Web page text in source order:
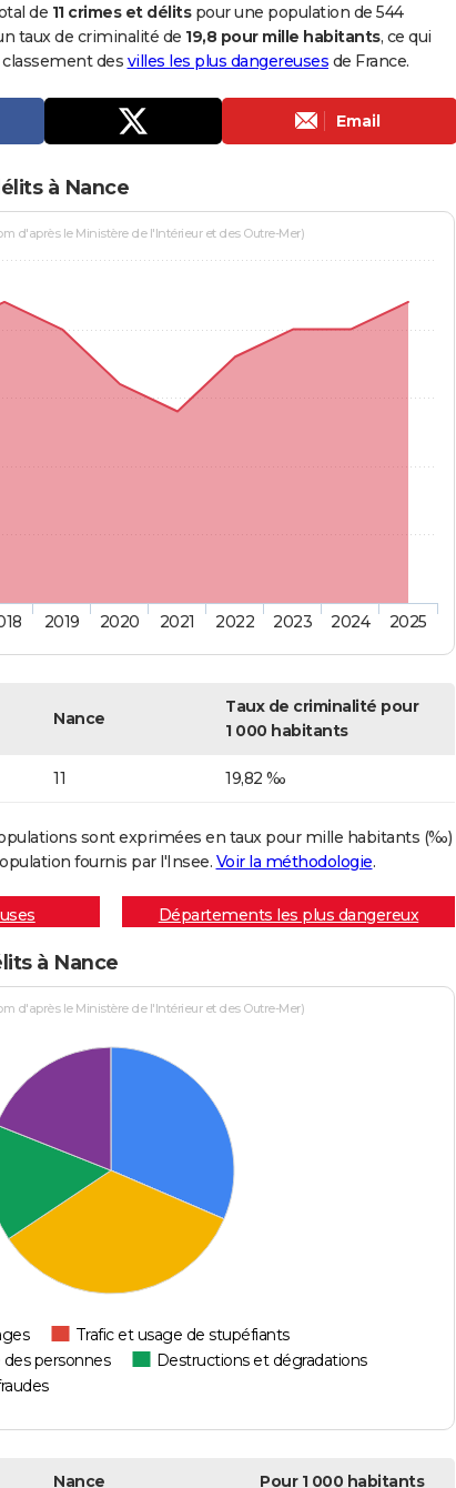
de 11 crimes et délitspour une population de 544
taux de criminalité de 19,8 pour mille habitants, ce qui
classement des villes les plus dangereuses de France.
Email
à Nance
d'après le Ministère de l'Intérieur et des Outre-Mer)
2019 2020 2021 2022 2023 2024 2025
Nance
Taux de criminalité pour
1 000 habitants
11 19,82 ‰
sont exprimées en taux pour mille habitants (‰)
fournis par l'Insee. Voir la méthodologie.
Départements les plus dangereux
à Nance
d'après le Ministère de l'Intérieur et des Outre-Mer)
Trafic et usage de stupéfiants
personnes
Destructions et dégradations
Nance Pour 1 000 habitants